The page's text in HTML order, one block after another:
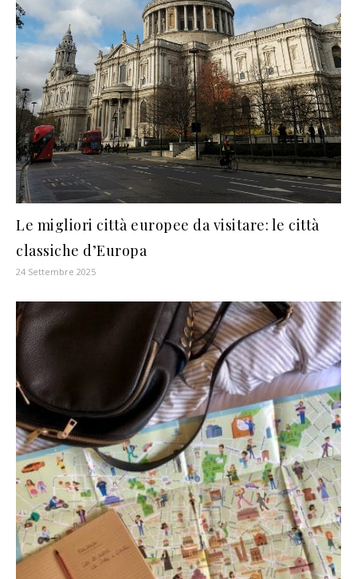
Le migliori città europee da visitare: le città
classiche d’Europa
24 Settembre 2025